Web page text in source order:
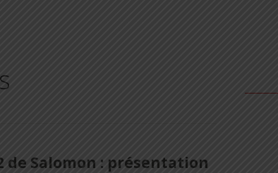
de Salomon : présentation